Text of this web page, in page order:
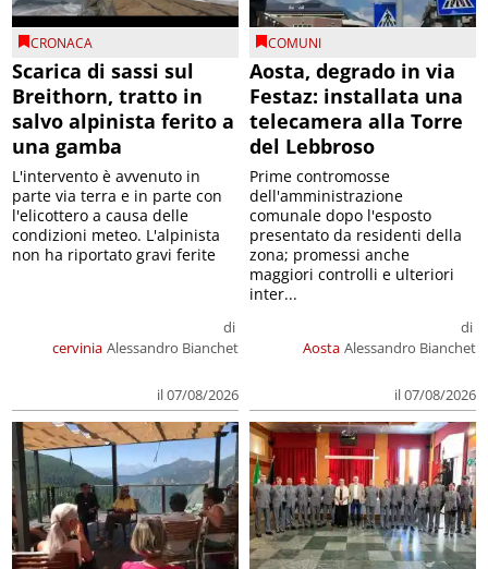
CRONACA
Scarica di sassi sul
Breithorn, tratto in
salvo alpinista ferito a
una gamba
cervinia
di
Alessandro Bianchet
il 07/08/2026
L'intervento è avvenuto in
parte via terra e in parte con
l'elicottero a causa delle
condizioni meteo. L'alpinista
non ha riportato gravi ferite
COMUNI
Aosta, degrado in via
Festaz: installata una
telecamera alla Torre
del Lebbroso
Aosta
di
Alessandro Bianchet
il 07/08/2026
Prime contromosse
dell'amministrazione
comunale dopo l'esposto
presentato da residenti della
zona; promessi anche
maggiori controlli e ulteriori
inter...